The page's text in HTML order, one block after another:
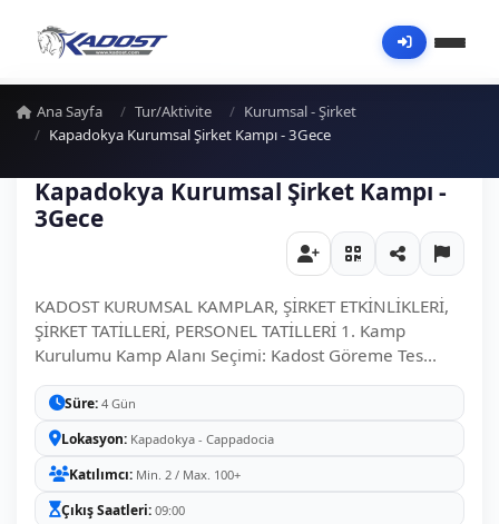
Ana Sayfa Tur/Aktivite
Kurumsal - Şirket
Kapadokya Kurumsal Şirket Kampı - 3Gece
Kapadokya Kurumsal Şirket Kampı -
3Gece
KADOST KURUMSAL KAMPLAR, ŞİRKET ETKİNLİKLERİ,
ŞİRKET TATİLLERİ, PERSONEL TATİLLERİ 1. Kamp
Kurulumu Kamp Alanı Seçimi: Kadost Göreme Tes...
Süre 4 Gün
Lokasyon Kapadokya - Cappadocia
Katılımcı Min. 2 / Max. 100+
Çıkış Saatleri 09:00